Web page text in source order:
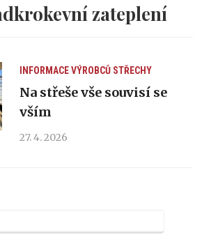
zateplení
INFORMACE VÝROBCŮ STŘECHY
Na střeše vše souvisí se
vším
27. 4. 2026